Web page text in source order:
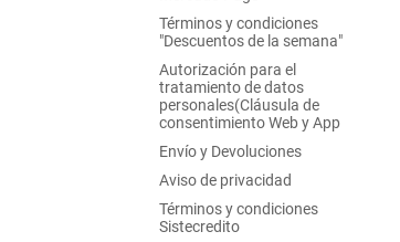
Términos y condiciones
"Descuentos de la semana"
Autorización para el
tratamiento de datos
personales(Cláusula de
consentimiento Web y App
Envío y Devoluciones
Aviso de privacidad
Términos y condiciones
Sistecredito